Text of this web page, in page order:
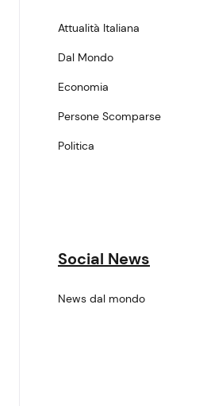
Attualità Italiana
Dal Mondo
Economia
Persone Scomparse
Politica
Social News
News dal mondo